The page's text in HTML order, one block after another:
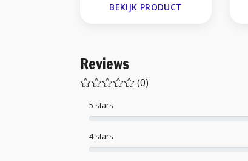
BEKIJK PRODUCT
Reviews
(0)
4 stars
5 stars